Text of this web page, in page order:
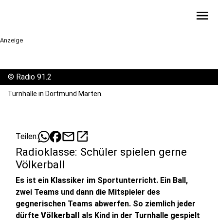
menu
Anzeige
© Radio 91.2
Turnhalle in Dortmund Marten.
Teilen: mailopen_in_new
Radioklasse: Schüler spielen gerne
Völkerball
Es ist ein Klassiker im Sportunterricht. Ein Ball,
zwei Teams und dann die Mitspieler des
gegnerischen Teams abwerfen. So ziemlich jeder
dürfte Völkerball
als Kind in der Turnhalle gespielt